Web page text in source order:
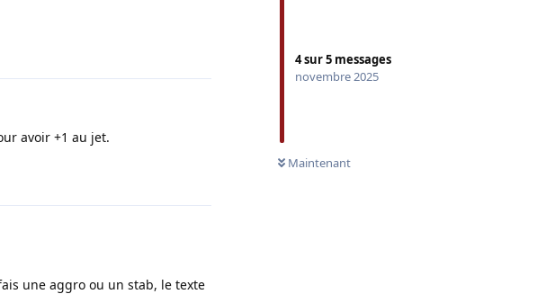
4sur5 messages
novembre 2025
Maintenant
avoir +1 au jet.
une aggro ou un stab, le texte